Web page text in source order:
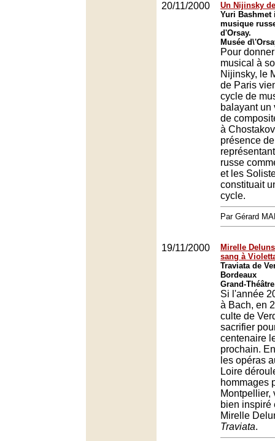
20/11/2000
Un Nijinsky
Yuri Bashmet
musique
d'Orsay.
Musée
Pour
musical à
Nijinsky, le
de Paris
cycle de
balayant un
de
à
présence
russe
et les
constituait
cycle.
Par Gérard
19/11/2000
Mirelle
sang à
Traviata de
Bordeaux
Grand-
Si l'année
à Bach, en
culte de
sacrifier
centenaire
prochain.
les opéras
Loire
hommages
Montpellier,
bien inspiré
Mirelle
Traviata.